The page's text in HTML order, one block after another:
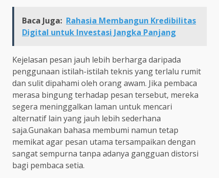
Baca Juga: Rahasia Membangun Kredibilitas
Digital untuk Investasi Jangka Panjang
Kejelasan pesan jauh lebih berharga daripada
penggunaan istilah-istilah teknis yang terlalu rumit
dan sulit dipahami oleh orang awam. Jika pembaca
merasa bingung terhadap pesan tersebut, mereka
segera meninggalkan laman untuk mencari
alternatif lain yang jauh lebih sederhana
saja.Gunakan bahasa membumi namun tetap
memikat agar pesan utama tersampaikan dengan
sangat sempurna tanpa adanya gangguan distorsi
bagi pembaca setia.